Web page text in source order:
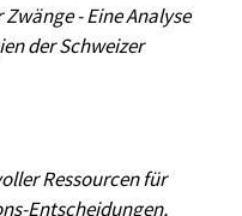
- Eine Analyse
der Schweizer
Ressourcen für
Entscheidungen,